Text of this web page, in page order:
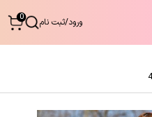
ورود/ثبت نام 0